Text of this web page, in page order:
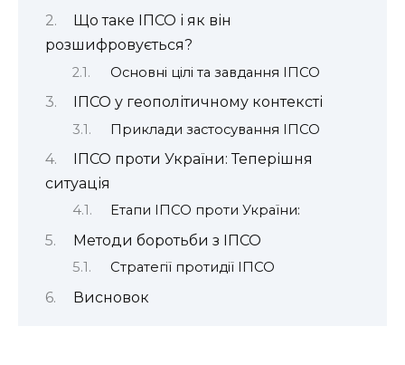
Що таке ІПСО і як він
розшифровується?
Основні цілі та завдання ІПСО
ІПСО у геополітичному контексті
Приклади застосування ІПСО
ІПСО проти України: Теперішня
ситуація
Етапи ІПСО проти України:
Методи боротьби з ІПСО
Стратегії протидії ІПСО
Висновок